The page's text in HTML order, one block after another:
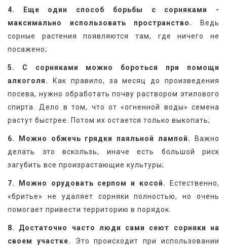
4. Еще один способ борьбы с сорняками -
максимально использовать пространство.
Ведь
сорные растения появляются там, где ничего не
посажено;
5. С сорняками можно бороться при помощи
алкоголя.
Как правило, за месяц до произведения
посева, нужно обработать почву раствором этилового
спирта. Дело в том, что от «огненной воды» семена
растут быстрее. Потом их остается только выкопать;
6. Можно обжечь грядки паяльной лампой.
Важно
делать это вскользь, иначе есть большой риск
загубить все произрастающие культуры;
7. Можно орудовать серпом и косой.
Естественно,
«бритье» не удаляет сорняки полностью, но очень
помогает привести территорию в порядок.
8. Достаточно часто люди сами сеют сорняки на
своем участке.
Это происходит при использовании